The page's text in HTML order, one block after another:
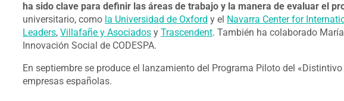
ha sido clave para definir las áreas de trabajo y la manera de evaluar el
universitario, como la Universidad de Oxford y el Navarra Center for
Leaders, Villafañe y Asociadosy Trascendent. También ha colaborado
Innovación Social de CODESPA.
En septiembre se produce el lanzamiento del Programa Piloto del
empresas españolas.